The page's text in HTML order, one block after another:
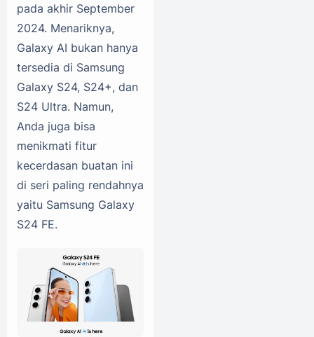
pada akhir September
2024. Menariknya,
Galaxy AI bukan hanya
tersedia di Samsung
Galaxy S24, S24+, dan
S24 Ultra. Namun,
Anda juga bisa
menikmati fitur
kecerdasan buatan ini
di seri paling rendahnya
yaitu Samsung Galaxy
S24 FE.